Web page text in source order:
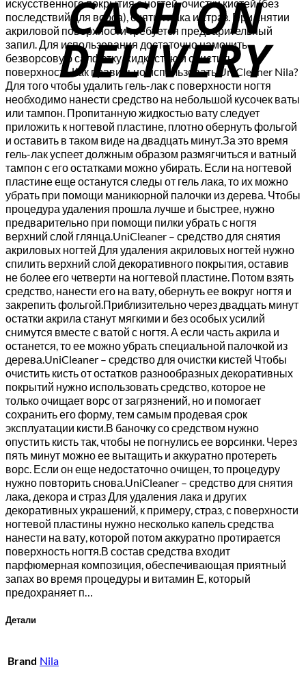
искусственного покрытия с ногтей, очистки кистей (без
последствий для ворса), снятия лака и страз. При снятии
акриловой поверхности требуется предварительный
запил. Для использования достаточно намочить
безворсовую салфетку жидкостью и очистить
поверхность.Как правильно использовать Uni­Cleaner Nila?
Для того чтобы удалить гель-лак с поверхности ногтя
необходимо нанести средство на небольшой кусочек ваты
или тампон. Пропитанную жидкостью вату следует
приложить к ногтевой пластине, плотно обернуть фольгой
и оставить в таком виде на двадцать минут.За это время
гель­-лак успеет должным образом размягчиться и ватный
тампон с его остатками можно убирать. Если на ногтевой
пластине еще останутся следы от гель­ лака, то их можно
убрать при помощи маникюрной палочки из дерева. Чтобы
процедура удаления прошла лучше и быстрее, нужно
предварительно при помощи пилки убрать с ногтя
верхний слой глянца.Uni­Cleaner – средство для снятия
акриловых ногтей Для удаления акриловых ногтей нужно
спилить верхний слой декоративного покрытия, оставив
не более его четверти на ногтевой пластине. Потом взять
средство, нанести его на вату, обернуть ее вокруг ногтя и
закрепить фольгой.Приблизительно через двадцать минут
остатки акрила станут мягкими и без особых усилий
снимутся вместе с ватой с ногтя. А если часть акрила и
останется, то ее можно убрать специальной палочкой из
дерева.Uni­Cleaner – средство для очистки кистей Чтобы
очистить кисть от остатков разнообразных декоративных
покрытий нужно использовать средство, которое не
только очищает ворс от загрязнений, но и помогает
сохранить его форму, тем самым продевая срок
эксплуатации кисти.В баночку со средством нужно
опустить кисть так, чтобы не погнулись ее ворсинки. Через
пять минут можно ее вытащить и аккуратно протереть
ворс. Если он еще недостаточно очищен, то процедуру
нужно повторить снова.Uni­Cleaner – средство для снятия
лака, декора и страз Для удаления лака и других
декоративных украшений, к примеру, страз, с поверхности
ногтевой пластины нужно несколько капель средства
нанести на вату, которой потом аккуратно протирается
поверхность ногтя.В состав средства входит
парфюмерная композиция, обеспечивающая приятный
запах во время процедуры и витамин Е, который
предохраняет п…
Детали
Brand Nila